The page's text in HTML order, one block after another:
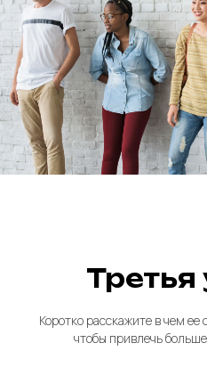
Третья
Коротко расскажите в чем ее
чтобы привлечь